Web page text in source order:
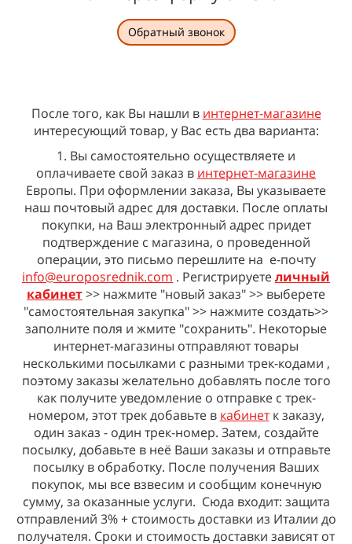
Обратный звонок
После того, как Вы нашли в интернет-магазине
интересующий товар, у Вас есть два варианта:
1. Вы самостоятельно осуществляете и
оплачиваете свой заказ в интернет-магазине
Европы. При оформлении заказа, Вы указываете
наш почтовый адрес для доставки. После оплаты
покупки, на Ваш электронный адрес придет
подтверждение с магазина, о проведенной
операции, это письмо перешлите на e-почту
info@europosrednik.com . Регистрируетеличный
кабинет>> нажмите "новый заказ" >> выберете
"самостоятельная закупка" >> нажмите создать>>
заполните поля и жмите "сохранить". Некоторые
интернет-магазины отправляют товары
несколькими посылками с разными трек-кодами ,
поэтому заказы желательно добавлять после того
как получите уведомление о отправке с трек-
номером, этот трек добавьте в кабинетк заказу,
один заказ - один трек-номер. Затем, создайте
посылку, добавьте в неё Ваши заказы и отправьте
посылку в обработку. После получения Ваших
покупок, мы все взвесим и сообщим конечную
сумму, за оказанные услуги. Сюда входит: защита
отправлений 3% + стоимость доставки из Италии до
получателя. Сроки и стоимость доставки зависят от